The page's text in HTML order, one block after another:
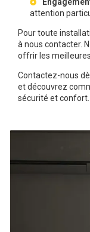
attention
Pour toute
à nous contacter.
offrir les
Contactez-nous
et découvrez
sécurité et confort.